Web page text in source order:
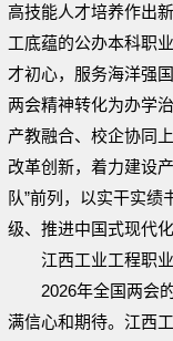
高技能人才培养作出
工底蕴的公办本科职
才初心，服务海洋强
两会精神转化为办学
产教融合、校企协同
改革创新，着力建设
队”前列，以实干实
级、推进中国式现代
江西工业工程职
2026年全国两会
满信心和期待。江西